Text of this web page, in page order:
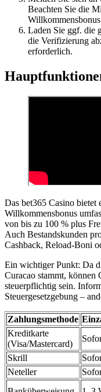
Beachten Sie die
Laden Sie ggf. die
die Verifizierung
erforderlich.
Das bet365 Casino bietet
Willkommensbonus
von bis zu 100 % plus
Auch Bestandskunden
Cashback, Reload-Boni
Ein wichtiger Punkt: Da
Curacao stammt, können
steuerpflichtig sein.
Steuergesetzgebung –
Zahlungsmethode
Kreditkarte
(Visa/Mastercard)
Skrill
Neteller